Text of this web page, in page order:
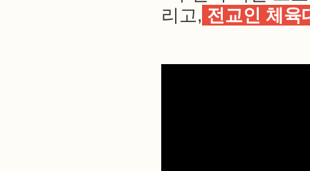
리고, 전교인 체육